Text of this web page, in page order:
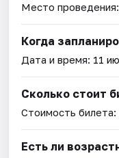
Место
Когда
Дата и время: 11
Сколько стоит
Стоимость
Есть ли